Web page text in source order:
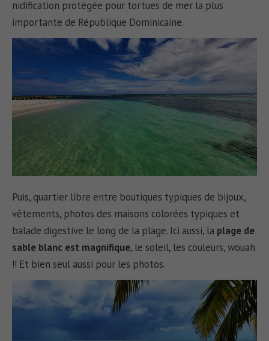
nidification protégée pour tortues de mer la plus
importante de République Dominicaine.
Puis, quartier libre entre boutiques typiques de bijoux,
vêtements, photos des maisons colorées typiques et
balade digestive le long de la plage. Ici aussi, la plage de
sable blanc est magnifique, le soleil, les couleurs, wouah
!! Et bien seul aussi pour les photos.